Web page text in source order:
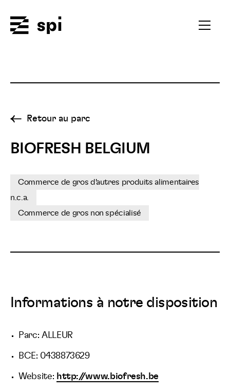
Ouvrir
Retour au parc
BIOFRESH BELGIUM
Commerce de gros d'autres produits alimentaires
n.c.a.
Commerce de gros non spécialisé
Informations à notre disposition
Parc: ALLEUR
BCE: 0438873629
Website: http://www.biofresh.be